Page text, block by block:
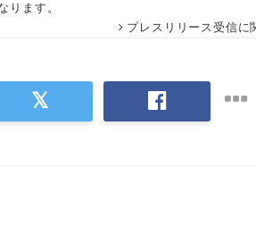
ります。
プレスリリース受信に